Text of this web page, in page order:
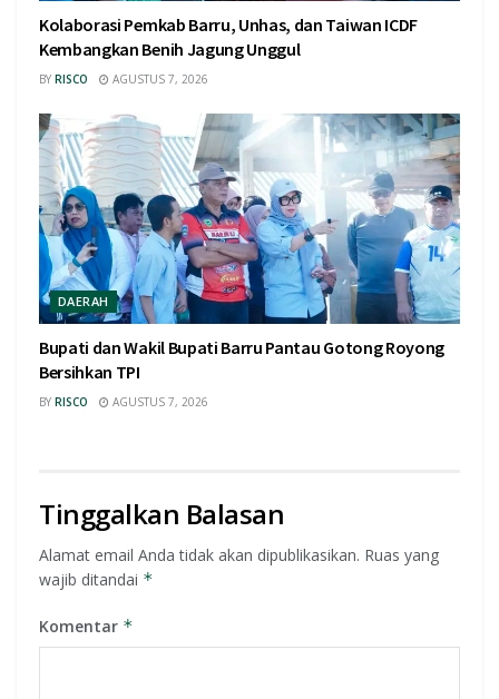
Kolaborasi Pemkab Barru, Unhas, dan Taiwan ICDF
Kembangkan Benih Jagung Unggul
BY RISCO AGUSTUS 7, 2026
DAERAH
Bupati dan Wakil Bupati Barru Pantau Gotong Royong
Bersihkan TPI
BY RISCO AGUSTUS 7, 2026
Tinggalkan Balasan
Alamat email Anda tidak akan dipublikasikan. Ruas yang
wajib ditandai *
Komentar *